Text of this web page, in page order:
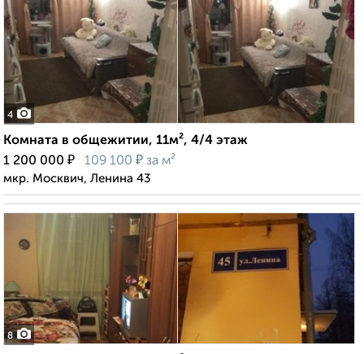
4
Комната в общежитии, 11м², 4/4 этаж
1 200 000 ₽ 109 100 ₽ за м²
мкр. Москвич, Ленина 43
8